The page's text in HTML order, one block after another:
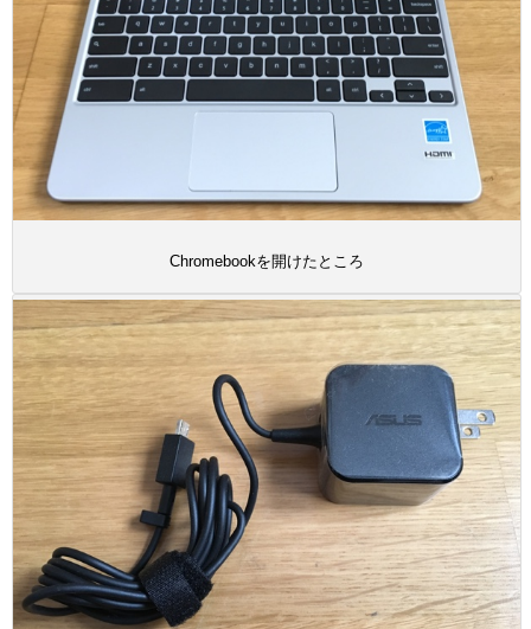
Chromebookを開けたところ